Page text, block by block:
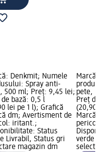
Denkmit; Numele
Spray anti-
500 ml; Preț: 9,45 lei;
de bază: 0,5 l
lei pe 1 l); Grafică
dm; Avertisment de
iritant.;
Status
Livrabil, Status gri
magazin dm
Marcă:
pete,
Preț de
(20,90
Marcă
pericol:
verde